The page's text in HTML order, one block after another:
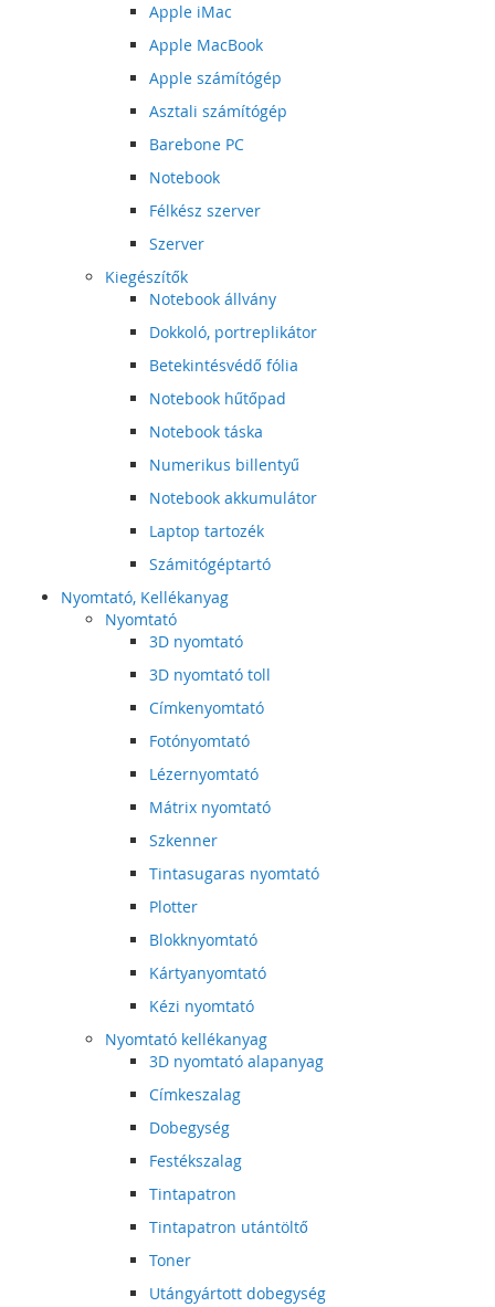
Apple iMac
Apple MacBook
Apple számítógép
Asztali számítógép
Barebone PC
Notebook
Félkész szerver
Szerver
Kiegészítők
Notebook állvány
Dokkoló, portreplikátor
Betekintésvédő fólia
Notebook hűtőpad
Notebook táska
Numerikus billentyű
Notebook akkumulátor
Laptop tartozék
Számitógéptartó
Nyomtató, Kellékanyag
Nyomtató
3D nyomtató
3D nyomtató toll
Címkenyomtató
Fotónyomtató
Lézernyomtató
Mátrix nyomtató
Szkenner
Tintasugaras nyomtató
Plotter
Blokknyomtató
Kártyanyomtató
Kézi nyomtató
Nyomtató kellékanyag
3D nyomtató alapanyag
Címkeszalag
Dobegység
Festékszalag
Tintapatron
Tintapatron utántöltő
Toner
Utángyártott dobegység